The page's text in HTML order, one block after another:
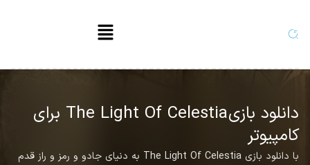
دانلود بازی The Light Of Celestia برای
کامپیوتر
با دانلود بازی The Light Of Celestia به دنیای جادو و رمز و راز قدم